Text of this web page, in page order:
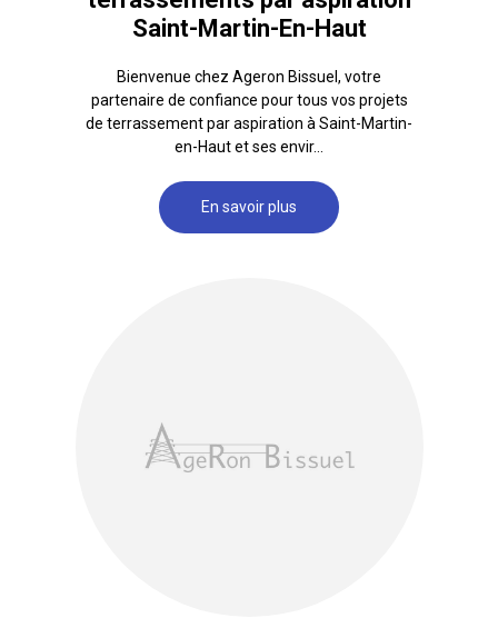
Saint-Martin-En-Haut
Bienvenue chez Ageron Bissuel, votre
partenaire de confiance pour tous vos projets
de terrassement par aspiration à Saint-Martin-
en-Haut et ses envir...
En savoir plus